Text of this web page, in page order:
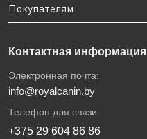
Покупателям
Контактная информация
Электронная почта:
info@royalcanin.by
Телефон для связи:
+375 29 604 86 86